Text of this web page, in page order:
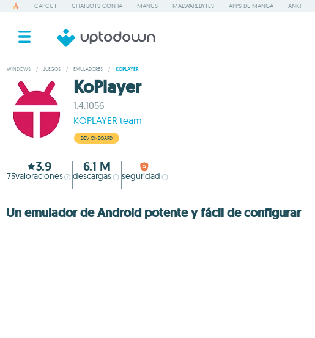
CAPCUT CHATBOTS CON IA MANUS MALWAREBYTES APPS DE MANGA ANKI
WINDOWS / JUEGOS / EMULADORES / KOPLAYER
KoPlayer
1.4.1056
KOPLAYER team
DEV ONBOARD
3.9
75valoraciones
6.1 M
descargas seguridad
Un emulador de Android potente y fácil de configurar